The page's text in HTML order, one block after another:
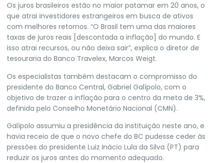
Os juros brasileiros estão no maior patamar em 20 anos, o
que atrai investidores estrangeiros em busca de ativos
com melhores retornos. “O Brasil tem uma das maiores
taxas de juros reais [descontada a inflação] do mundo. E
isso atrai recursos, ou não deixa sair”, explica o diretor de
tesouraria do Banco Travelex, Marcos Weigt.
Os especialistas também destacam o compromisso do
presidente do Banco Central, Gabriel Galípolo, com o
objetivo de trazer a inflação para o centro da meta de 3%,
definida pelo Conselho Monetário Nacional (CMN).
Galípolo assumiu a presidência da instituição neste ano, e
havia receio de que o novo chefe do BC pudesse ceder às
pressões do presidente Luiz Inácio Lula da Silva (PT) para
reduzir os juros antes do momento adequado.